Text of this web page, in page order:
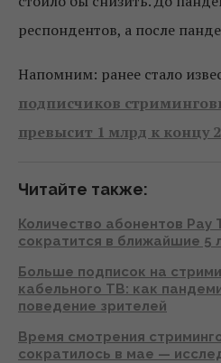
респондентов, а после
Напомним: ранее стало
подписчиков
превысит 1 млрд к концу
Читайте также:
Количество абонентов Pay
сократится в ближайшие 5
Больше подписок на
кабельного ТВ: как
поведение зрителей
Время смотрения
сократилось в мае —